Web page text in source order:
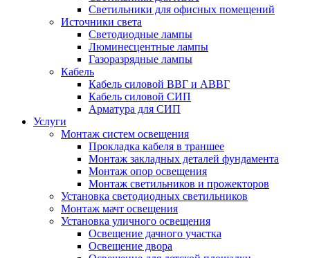
Светильники для офисных помещений
Источники света
Светодиодные лампы
Люминесцентные лампы
Газоразрядные лампы
Кабель
Кабель силовой ВВГ и АВВГ
Кабель силовой СИП
Арматура для СИП
Услуги
Монтаж систем освещения
Прокладка кабеля в траншее
Монтаж закладных деталей фундамента
Монтаж опор освещения
Монтаж светильников и прожекторов
Установка светодиодных светильников
Монтаж мачт освещения
Установка уличного освещения
Освещение дачного участка
Освещение двора